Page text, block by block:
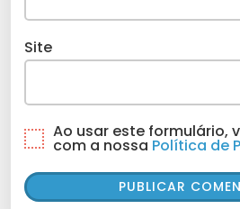
Site
Ao usar este formulário,
com a nossa Política de